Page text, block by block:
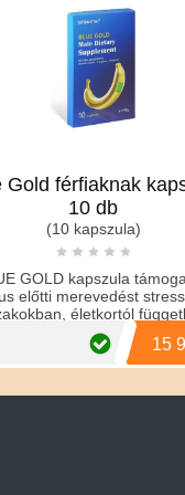
Gold férfiaknak
10 db
(10 kapszula)
GOLD kapszula
előtti merevedést
életkortól
15